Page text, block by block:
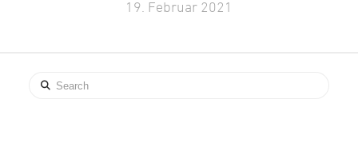
19. Februar 2021
Search